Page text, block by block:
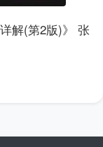
解(第2版)》 张